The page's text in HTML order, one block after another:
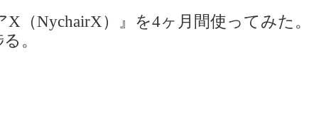
（NychairX）』を4ヶ月間使ってみた。
。